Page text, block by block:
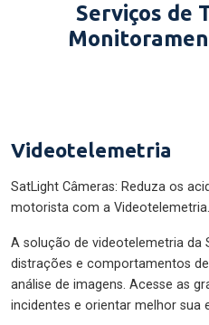
Serviços de
Videotelemetria
SatLight Câmeras: Reduza os
motorista com a Videotelemetria.
A solução de videotelemetria da
distrações e comportamentos
análise de imagens. Acesse as
incidentes e orientar melhor sua